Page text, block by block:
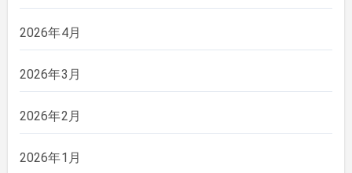
2026年4月
2026年3月
2026年2月
2026年1月